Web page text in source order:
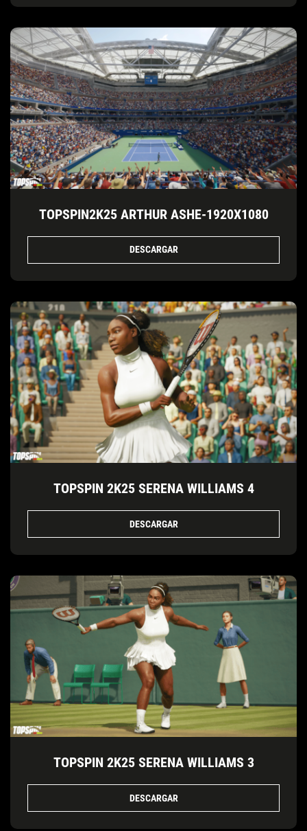
TOPSPIN2K25 ARTHUR ASHE-1920X1080
DESCARGAR
TOPSPIN 2K25 SERENA WILLIAMS 4
DESCARGAR
TOPSPIN 2K25 SERENA WILLIAMS 3
DESCARGAR